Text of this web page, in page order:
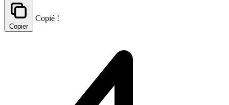
Copier
Copié !